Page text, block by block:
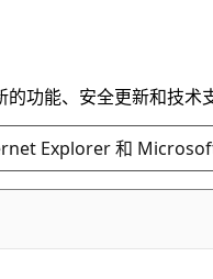
功能、安全更新和技术
Explorer 和